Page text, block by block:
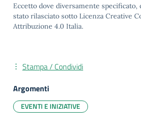
Eccetto dove diversamente specificato,
stato rilasciato sotto Licenza Creative
Attribuzione 4.0 Italia.
Stampa / Condividi
Argomenti
EVENTI E INIZIATIVE